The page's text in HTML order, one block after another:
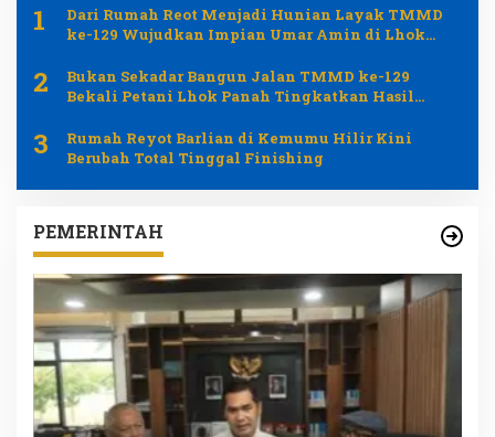
1
Dari Rumah Reot Menjadi Hunian Layak TMMD
ke-129 Wujudkan Impian Umar Amin di Lhok
2
Bukan Sekadar Bangun Jalan TMMD ke-129
Bekali Petani Lhok Panah Tingkatkan Hasil
3
Rumah Reyot Barlian di Kemumu Hilir Kini
Berubah Total Tinggal Finishing
PEMERINTAH